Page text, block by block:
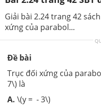
Giải bài 2.24 trang 42
xứng của parabol...
Đề bài
Trục đối xứng của
7\) là
A. \(y = - 3\)